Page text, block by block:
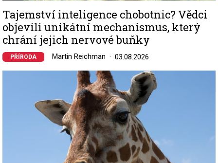
Tajemství inteligence chobotnic? Vědci
objevili unikátní mechanismus, který
chrání jejich nervové buňky
PŘÍRODA Martin Reichman 03.08.2026